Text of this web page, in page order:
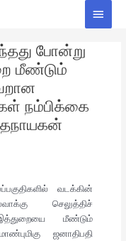
Main
போன்று
மீண்டும்
நம்பிக்கை
வடக்கின்
செலுத்திச்
மீண்டும்
ஜனாதிபதி